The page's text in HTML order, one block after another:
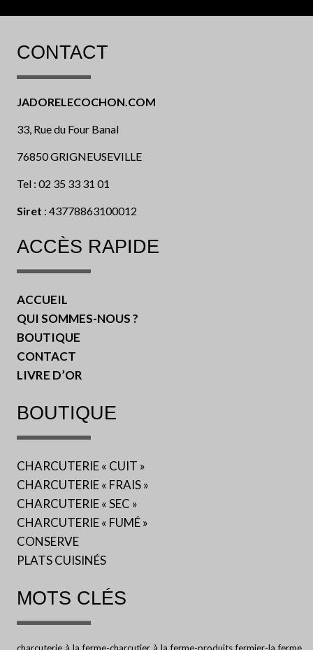
CONTACT
JADORELECOCHON.COM
33, Rue du Four Banal
76850 GRIGNEUSEVILLE
Tel : 02 35 33 31 01
Siret : 43778863100012
ACCÈS RAPIDE
ACCUEIL
QUI SOMMES-NOUS ?
BOUTIQUE
CONTACT
LIVRE D’OR
BOUTIQUE
CHARCUTERIE « CUIT »
CHARCUTERIE « FRAIS »
CHARCUTERIE « SEC »
CHARCUTERIE « FUMÉ »
CONSERVE
PLATS CUISINÉS
MOTS CLÉS